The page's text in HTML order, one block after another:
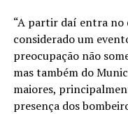
“A partir daí entra
considerado um
preocupação não
mas também do
maiores,
presença dos